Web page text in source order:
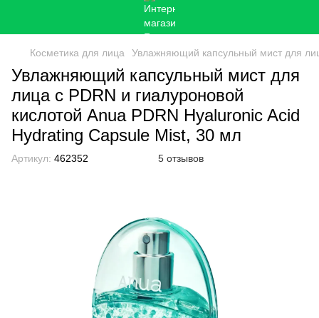
Косметика для лица Увлажняющий капсульный мист для
Увлажняющий капсульный мист для
лица с PDRN и гиалуроновой
кислотой Anua PDRN Hyaluronic Acid
Hydrating Capsule Mist, 30 мл
Артикул: 462352 5 отзывов